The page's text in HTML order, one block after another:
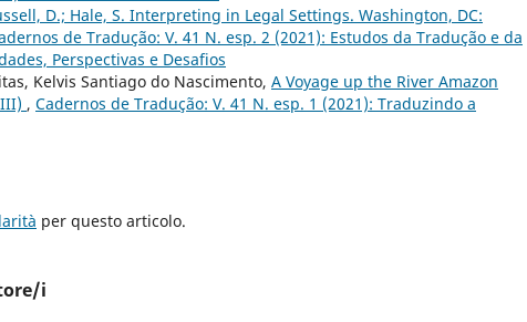
D.; Hale, S. Interpreting in Legal Settings. Washington, DC:
de Tradução: V. 41 N. esp. 2 (2021): Estudos da Tradução e da
Perspectivas e Desafios
Kelvis Santiago do Nascimento, A Voyage up the River Amazon
, Cadernos de Tradução: V. 41 N. esp. 1 (2021): Traduzindo a
per questo articolo.
i